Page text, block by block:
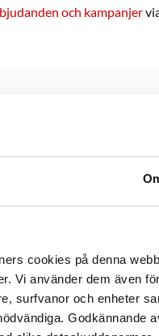
cookies på denna
Vi använder dem även
surfvanor och enheter
Godkännande
och kampanjer